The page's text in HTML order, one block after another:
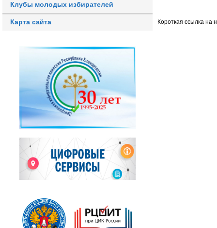
Клубы молодых избирателей
Карта сайта Короткая ссылка на